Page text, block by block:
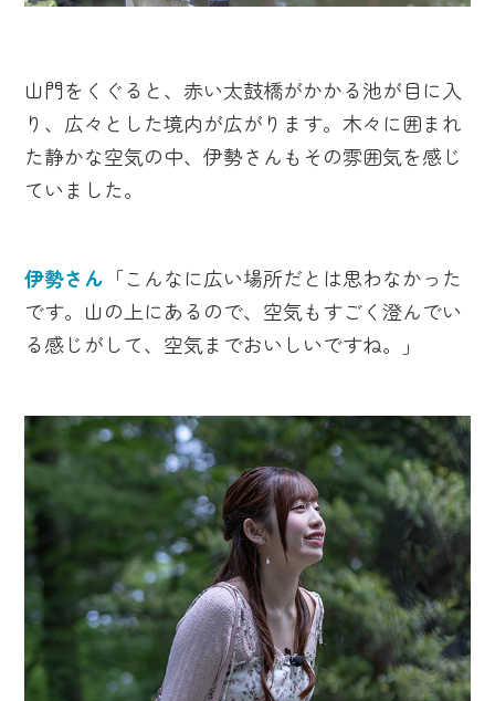
山門をくぐると、赤い太鼓橋がかかる池が目に入
り、広々とした境内が広がります。木々に囲まれ
た静かな空気の中、伊勢さんもその雰囲気を感じ
ていました。
伊勢さん 「こんなに広い場所だとは思わなかった
です。山の上にあるので、空気もすごく澄んでい
る感じがして、空気までおいしいですね。」